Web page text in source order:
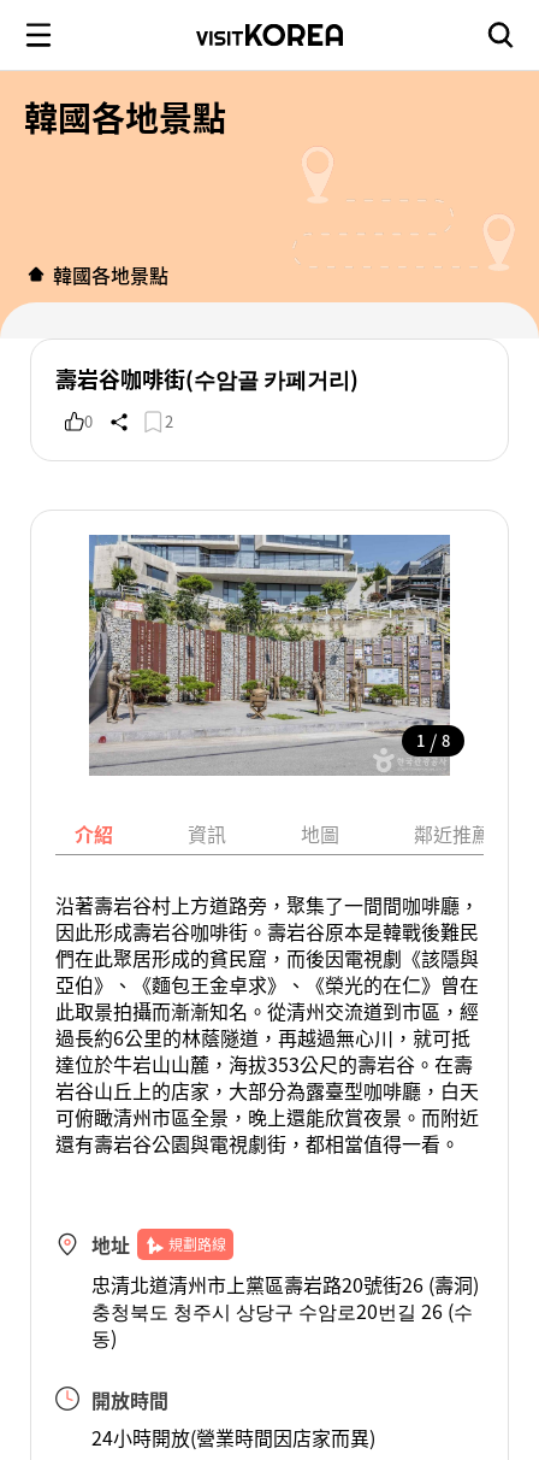
韓國各地景點
韓國各地景點
壽岩谷咖啡街(수암골 카페거리)
0 2
1 / 8
介紹 資訊 地圖 鄰近推薦景點
沿著壽岩谷村上方道路旁，聚集了一間間咖啡廳，
因此形成壽岩谷咖啡街。壽岩谷原本是韓戰後難民
們在此聚居形成的貧民窟，而後因電視劇《該隱與
亞伯》、《麵包王金卓求》、《榮光的在仁》曾在
此取景拍攝而漸漸知名。從清州交流道到市區，經
過長約6公里的林蔭隧道，再越過無心川，就可抵
達位於牛岩山山麓，海拔353公尺的壽岩谷。在壽
岩谷山丘上的店家，大部分為露臺型咖啡廳，白天
可俯瞰清州市區全景，晚上還能欣賞夜景。而附近
還有壽岩谷公園與電視劇街，都相當值得一看。
地址 規劃路線
忠清北道清州市上黨區壽岩路20號街26 (壽洞)
충청북도 청주시 상당구 수암로20번길 26 (수
동)
開放時間
24小時開放(營業時間因店家而異)